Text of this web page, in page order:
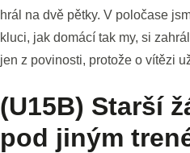
hrál na dvě pětky. V poločase
kluci, jak domácí tak my, si
jen z povinosti, protože o vítězi
(U15B) Starší
pod jiným